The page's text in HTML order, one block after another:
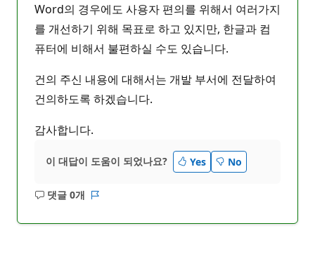
Word의 경우에도 사용자 편의를 위해서 여러가지
를 개선하기 위해 목표로 하고 있지만, 한글과 컴
퓨터에 비해서 불편하실 수도 있습니다.
건의 주신 내용에 대해서는 개발 부서에 전달하여
건의하도록 하겠습니다.
감사합니다.
이 대답이 도움이 되었나요? Yes No
댓글 0개
설